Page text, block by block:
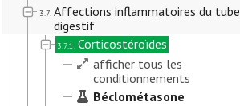
3.7. Affections inflammatoires du tube
digestif
3.7.1. Corticostéroïdes
afficher tous les
conditionnements
Béclométasone